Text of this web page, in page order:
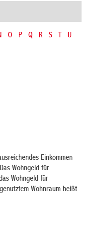
O P Q R S T
U
Einkommen
Wohngeld für
Wohngeld für
Wohnraum heißt